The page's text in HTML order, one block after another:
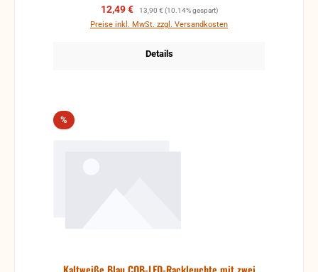
Verkaufspreis:
12,49 € Regulärer Preis:
13,90 € (10.14% gespart)
Preise inkl. MwSt. zzgl. Versandkosten
Details
%Rabatt